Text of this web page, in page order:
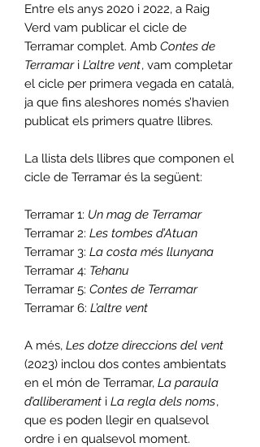
Entre els anys 2020 i 2022, a Raig
Verd vam publicar el cicle de
Terramar complet. Amb Contes de
Terramari L’altre vent, vam completar
el cicle per primera vegada en català,
ja que fins aleshores només s’havien
publicat els primers quatre llibres.
La llista dels llibres que componen el
cicle de Terramar és la següent:
Terramar 1: Un mag de Terramar
Terramar 2: Les tombes d’Atuan
Terramar 3: La costa més llunyana
Terramar 4: Tehanu
Terramar 5: Contes de Terramar
Terramar 6: L’altre vent
A més, Les dotze direccions del vent
(2023) inclou dos contes ambientats
en el món de Terramar, La paraula
d’alliberament i La regla dels noms,
que es poden llegir en qualsevol
ordre i en qualsevol moment.